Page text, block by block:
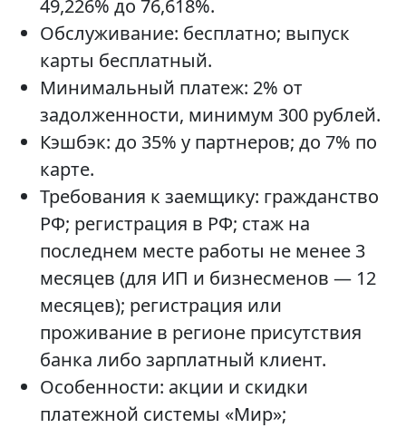
49,226% до 76,618%.
Обслуживание: бесплатно; выпуск
карты бесплатный.
Минимальный платеж: 2% от
задолженности, минимум 300 рублей.
Кэшбэк: до 35% у партнеров; до 7% по
карте.
Требования к заемщику: гражданство
РФ; регистрация в РФ; стаж на
последнем месте работы не менее 3
месяцев (для ИП и бизнесменов — 12
месяцев); регистрация или
проживание в регионе присутствия
банка либо зарплатный клиент.
Особенности: акции и скидки
платежной системы «Мир»;